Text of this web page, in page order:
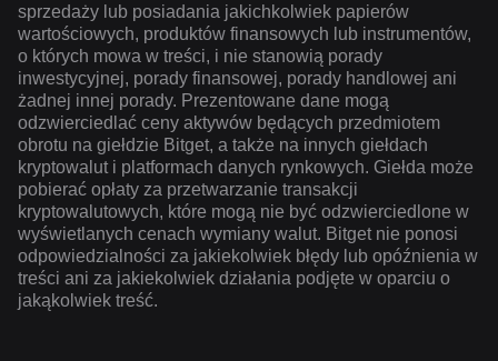
sprzedaży lub posiadania jakichkolwiek papierów
wartościowych, produktów finansowych lub instrumentów,
o których mowa w treści, i nie stanowią porady
inwestycyjnej, porady finansowej, porady handlowej ani
żadnej innej porady. Prezentowane dane mogą
odzwierciedlać ceny aktywów będących przedmiotem
obrotu na giełdzie Bitget, a także na innych giełdach
kryptowalut i platformach danych rynkowych. Giełda może
pobierać opłaty za przetwarzanie transakcji
kryptowalutowych, które mogą nie być odzwierciedlone w
wyświetlanych cenach wymiany walut. Bitget nie ponosi
odpowiedzialności za jakiekolwiek błędy lub opóźnienia w
treści ani za jakiekolwiek działania podjęte w oparciu o
jakąkolwiek treść.